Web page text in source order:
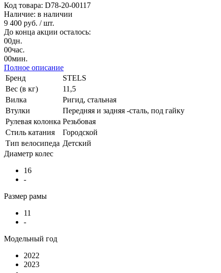
Код товара: D78-20-00117
Наличие: в наличии
9 400 руб. / шт.
До конца акции осталось:
00дн.
00час.
00мин.
Полное описание
Бренд
STELS
Вес (в кг)
11,5
Вилка
Ригид, стальная
Втулки
Передняя и задняя -сталь, под гайку
Рулевая колонка Резьбовая
Стиль катания
Городской
Тип велосипеда Детский
Диаметр колес
16
-
Размер рамы
11
-
Модельный год
2022
2023